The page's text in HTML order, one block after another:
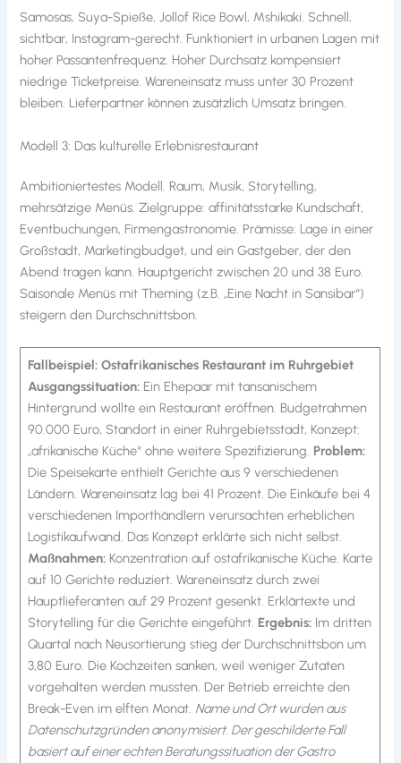
Samosas, Suya-Spieße, Jollof Rice Bowl, Mshikaki. Schnell,
sichtbar, Instagram-gerecht. Funktioniert in urbanen Lagen mit
hoher Passantenfrequenz. Hoher Durchsatz kompensiert
niedrige Ticketpreise. Wareneinsatz muss unter 30 Prozent
bleiben. Lieferpartner können zusätzlich Umsatz bringen.
Modell 3: Das kulturelle Erlebnisrestaurant
Ambitioniertestes Modell. Raum, Musik, Storytelling,
mehrsätzige Menüs. Zielgruppe: affinitätsstarke Kundschaft,
Eventbuchungen, Firmengastronomie. Prämisse: Lage in einer
Großstadt, Marketingbudget, und ein Gastgeber, der den
Abend tragen kann. Hauptgericht zwischen 20 und 38 Euro.
Saisonale Menüs mit Theming (z.B. „Eine Nacht in Sansibar“)
steigern den Durchschnittsbon.
Fallbeispiel: Ostafrikanisches Restaurant im Ruhrgebiet
Ausgangssituation:Ein Ehepaar mit tansanischem
Hintergrund wollte ein Restaurant eröffnen. Budgetrahmen
90.000 Euro, Standort in einer Ruhrgebietsstadt, Konzept:
„afrikanische Küche“ ohne weitere Spezifizierung. Problem:
Die Speisekarte enthielt Gerichte aus 9 verschiedenen
Ländern. Wareneinsatz lag bei 41 Prozent. Die Einkäufe bei 4
verschiedenen Importhändlern verursachten erheblichen
Logistikaufwand. Das Konzept erklärte sich nicht selbst.
Maßnahmen:Konzentration auf ostafrikanische Küche. Karte
auf 10 Gerichte reduziert. Wareneinsatz durch zwei
Hauptlieferanten auf 29 Prozent gesenkt. Erklärtexte und
Storytelling für die Gerichte eingeführt. Ergebnis:Im dritten
Quartal nach Neusortierung stieg der Durchschnittsbon um
3,80 Euro. Die Kochzeiten sanken, weil weniger Zutaten
vorgehalten werden mussten. Der Betrieb erreichte den
Break-Even im elften Monat. Name und Ort wurden aus
Datenschutzgründen anonymisiert. Der geschilderte Fall
basiert auf einer echten Beratungssituation der Gastro